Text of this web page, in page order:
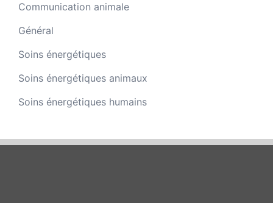
Communication animale
Général
Soins énergétiques
Soins énergétiques animaux
Soins énergétiques humains